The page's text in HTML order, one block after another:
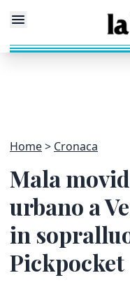
Home Cronaca
Mala
urbano a
in
Pickpocket